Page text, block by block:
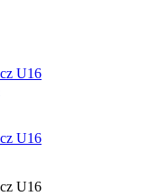
U16
U16
U16